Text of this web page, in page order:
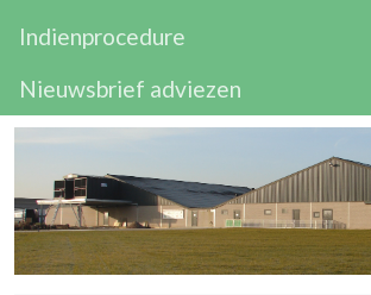
Indienprocedure
Nieuwsbrief adviezen